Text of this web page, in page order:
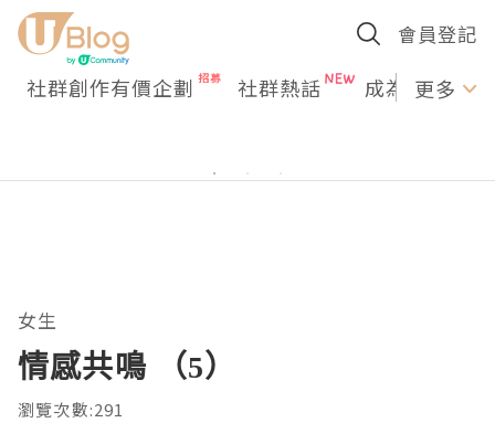
會員登記
社群創作有價企劃 社群熱話 成為U更多
女生
情感共鳴 （5）
瀏覽次數:291